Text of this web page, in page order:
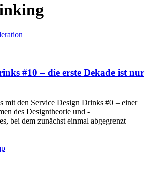
#10 – die erste Dekade ist nur
mit den Service Design Drinks #0 – einer
des Designtheorie und -
bei dem zunächst einmal abgegrenzt